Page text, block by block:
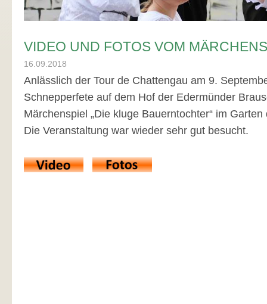
VIDEO UND FOTOS VOM
16.09.2018
Anlässlich der Tour de Chattengau am 9.
Schnepperfete auf dem Hof der Edermünder
Märchenspiel „Die kluge Bauerntochter“ im
Die Veranstaltung war wieder sehr gut besucht.